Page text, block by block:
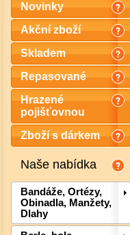
Novinky
Akční zboží
Skladem
Repasované
Hrazené
pojišťovnou
Zboží s dárkem
Naše nabídka
Bandáže, Ortézy,
Obinadla, Manžety,
Dlahy